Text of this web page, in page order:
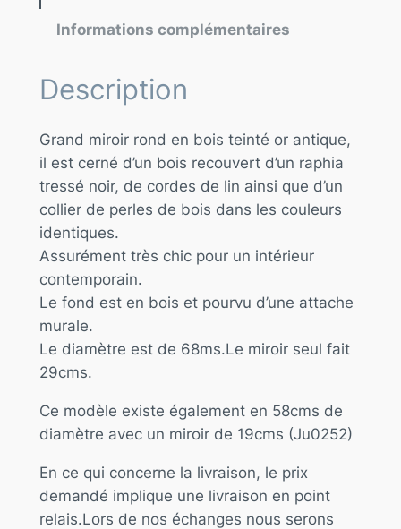
Informations complémentaires
Description
Grand miroir rond en bois teinté or antique,
il est cerné d’un bois recouvert d’un raphia
tressé noir, de cordes de lin ainsi que d’un
collier de perles de bois dans les couleurs
identiques.
Assurément très chic pour un intérieur
contemporain.
Le fond est en bois et pourvu d’une attache
murale.
Le diamètre est de 68ms.Le miroir seul fait
29cms.
Ce modèle existe également en 58cms de
diamètre avec un miroir de 19cms (Ju0252)
En ce qui concerne la livraison, le prix
demandé implique une livraison en point
relais.Lors de nos échanges nous serons